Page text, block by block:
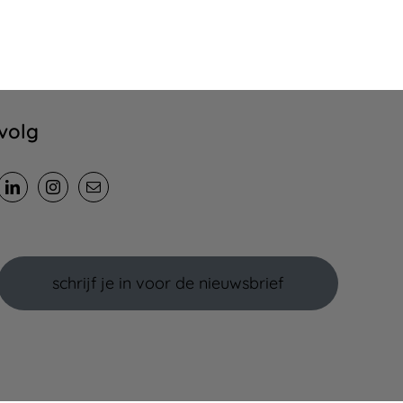
schrijf je in voor de nieuwsbrief